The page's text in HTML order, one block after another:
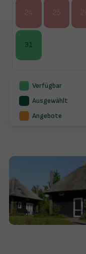
24 25
31
Verfügbar
Ausgewählt
Angebote